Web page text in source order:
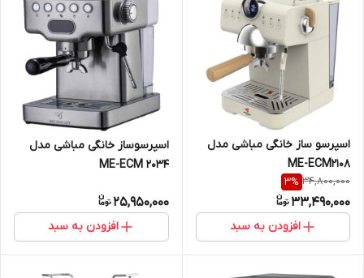
اسپرسو ساز خانگی مباشی مدل
ME-ECM2108
34,800,000
3%
33,490,000
افزودن به سبد
اسپرسوساز خانگی مباشی مدل
ME-ECM 2034
25,950,000
افزودن به سبد